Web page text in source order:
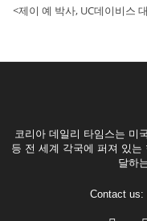
<제이 예 박사, UC데이비스
코리아 데일리 타임스는 미
등 전 세계 각국에 퍼져 있는
달하
Contact us: